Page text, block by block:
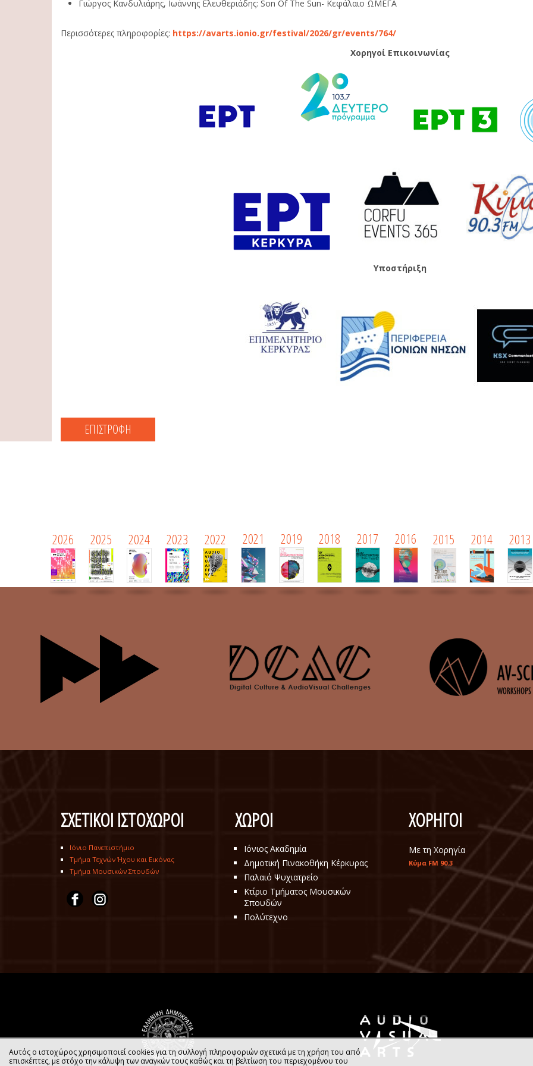
Γιώργος Κανδυλιάρης, Ιωάννης Ελευθεριάδης: Son Of The Sun- Κεφάλαιο ΩΜΕΓΑ
Περισσότερες πληροφορίες: https://avarts.ionio.gr/festival/2026/gr/events/764/
Χορηγοί Επικοινωνίας
Υποστήριξη
ΕΠΙΣΤΡΟΦΗ
2026 2025 2024 2023 2022 2021 2019 2018 2017 2016 2015 2014 2013
ΣΧΕΤΙΚΟΙ ΙΣΤΟΧΩΡΟΙ
Ιόνιο Πανεπιστήμιο
Τμήμα Τεχνών Ήχου και Εικόνας
Τμήμα Μουσικών Σπουδών
ΧΩΡΟΙ
Ιόνιος Ακαδημία
Δημοτική Πινακοθήκη Κέρκυρας
Παλαιό Ψυχιατρείο
Κτίριο Τμήματος Μουσικών
Σπουδών
Πολύτεχνο
ΧΟΡΗΓΟΙ
Με τη Χορηγία
Κύμα FM 90.3
Αυτός ο ιστοχώρος χρησιμοποιεί cookies για τη συλλογή πληροφοριών σχετικά με τη χρήση του από
επισκέπτες, με στόχο την κάλυψη των αναγκών τους καθώς και τη βελτίωση του περιεχομένου του